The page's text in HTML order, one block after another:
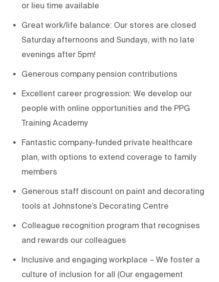
or lieu time available
Great work/life balance: Our stores are closed
Saturday afternoons and Sundays, with no late
evenings after 5pm!
Generous company pension contributions
Excellent career progression: We develop our
people with online opportunities and the PPG
Training Academy
Fantastic company-funded private healthcare
plan, with options to extend coverage to family
members
Generous staff discount on paint and decorating
tools at Johnstone’s Decorating Centre
Colleague recognition program that recognises
and rewards our colleagues
Inclusive and engaging workplace – We foster a
culture of inclusion for all (Our engagement